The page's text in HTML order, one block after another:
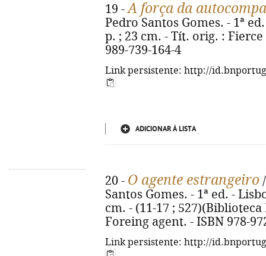
19 -A força da
Pedro Santos Gomes. - 1ª
p. ; 23 cm. - Tít. orig. :
989-739-164-4
Link persistente: http://
ADICIONAR À LISTA
20 - O agente estrangeiro
Santos Gomes. - 1ª ed. -
cm. - (11-17 ;
Foreing agent. - ISBN 978-
Link persistente: http://